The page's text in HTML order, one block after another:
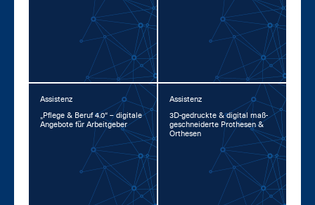
Assistenz
„Pfle­ge & Be­ruf 4.0“ – di­gi­ta­le
An­ge­bo­te für Ar­beit­ge­ber
Assistenz
3D-ge­druck­te & di­gi­tal maß­
ge­schnei­der­te Pro­the­sen &
Or­the­sen